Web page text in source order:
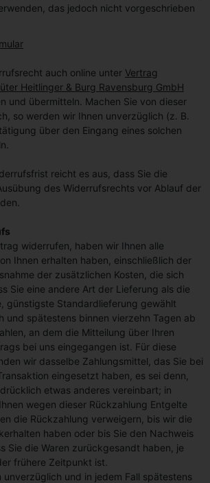
das jedoch nicht vorgeschrieben
auch online unter Vertrag
Heitlinger & Burg Ravensburg GmbH
und übermitteln. Machen Sie von dieser
so werden wir Ihnen unverzüglich (z. B.
über den Eingang eines solchen
reicht es aus, dass Sie die
des Widerrufsrechts vor Ablauf der
widerrufen, haben wir Ihnen alle
Ihnen erhalten haben, einschließlich der
der zusätzlichen Kosten, die sich
Sie eine andere Art der Lieferung als die
günstigste Standardlieferung gewählt
und spätestens binnen vierzehn Tagen ab
an dem die Mitteilung über Ihren
bei uns eingegangen ist. Für diese
wir dasselbe Zahlungsmittel, das Sie bei
eingesetzt haben, es sei denn,
etwas anderes vereinbart; in
wegen dieser Rückzahlung Entgelte
die Rückzahlung verweigern, bis wir die
haben oder bis Sie den Nachweis
Sie die Waren zurückgesandt haben, je
frühere Zeitpunkt ist.
unverzüglich und in jedem Fall spätestens